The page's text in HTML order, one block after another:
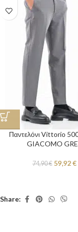
Παντελόνι Vittorio
GIACOMO
74,90€ 59,92€
Share: